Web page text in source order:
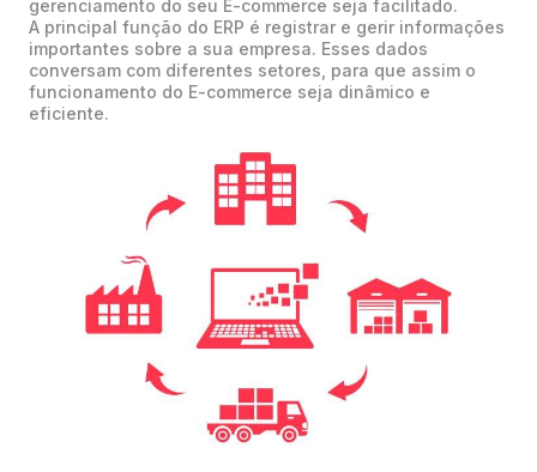
gerenciamento do seu E-commerce seja facilitado.
A principal função do ERP é registrar e gerir informações
importantes sobre a sua empresa. Esses dados
conversam com diferentes setores, para que assim o
funcionamento do E-commerce seja dinâmico e
eficiente.